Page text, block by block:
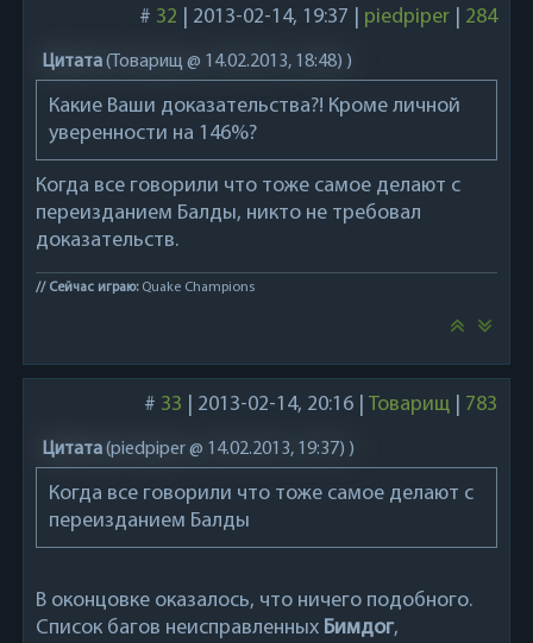
# 32 2013-02-14, 19:37 piedpiper| 284
Цитата( Товарищ @ 14.02.2013, 18:48) )
Какие Ваши доказательства?! Кроме личной
уверенности на 146%?
Когда все говорили что тоже самое делают с
переизданием Балды, никто не требовал
доказательств.
// Сейчас играю:Quake Champions
# 33 2013-02-14, 20:16 Товарищ| 783
Цитата(piedpiper @ 14.02.2013, 19:37) )
Когда все говорили что тоже самое делают с
переизданием Балды
В оконцовке оказалось, что ничего подобного.
Список багов неисправленных Бимдог,